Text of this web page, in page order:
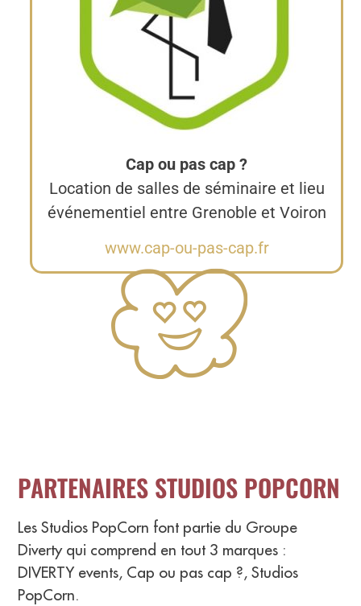
Cap ou pas cap ?
Location de salles de séminaire et lieu
événementiel entre Grenoble et Voiron
www.cap-ou-pas-cap.fr
PARTENAIRES STUDIOS POPCORN
Les Studios PopCorn font partie du Groupe
Diverty qui comprend en tout 3 marques :
DIVERTY events, Cap ou pas cap ?, Studios
PopCorn.